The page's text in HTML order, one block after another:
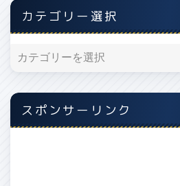
カテゴリー選択
スポンサーリンク